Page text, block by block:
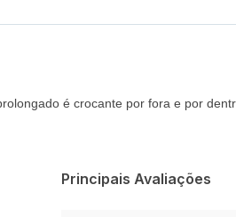
é crocante por fora e por
Principais Avaliações